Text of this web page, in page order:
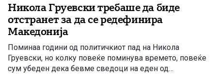
Никола Груевски требаше да биде
отстранет за да се редефинира
Македонија
Поминаа години од политичкиот пад на Никола
Груевски, но колку повеќе поминува времето, повеќе
сум убеден дека бевме сведоци на еден од